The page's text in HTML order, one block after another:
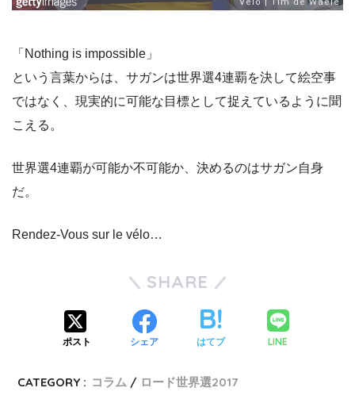
「Nothing is impossible」
という言葉からは、サガンは世界選4連覇を決して絵空事
ではなく、現実的に可能な目標として捉えているように聞
こえる。
世界選4連覇が可能か不可能か、決めるのはサガン自身
だ。
Rendez-Vous sur le vélo…
SHARE
ポスト シェア はてブ LINE
CATEGORY : コラム ロード世界選2017